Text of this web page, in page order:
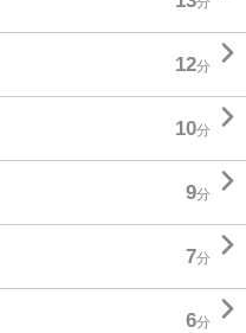
12分 
10分 
9分 
7分 
6分 